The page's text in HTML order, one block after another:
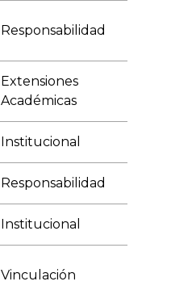
Responsabilidad
Extensiones
Académicas
Institucional
Responsabilidad
Institucional
Vinculación